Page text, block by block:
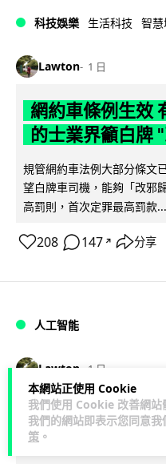
本網站正使用 Cookie
我們使用 Cookie 改善網站
我們的網站即表示您同意我
策 。
科技娛樂 生活科技 智
Lawton 1 日
網約車條例生效
的士業界籲白牌
規管網約車法例大部分條文
望白牌車司機，能夠「改邪
高罰則，首次定罪最高罰款...
208 147 ↗ 分享
人工智能
Lawton 1 日
白宮拒測中國開
全框架選擇性執行